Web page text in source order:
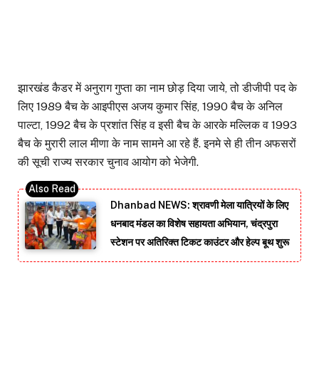
झारखंड कैडर में अनुराग गुप्ता का नाम छोड़ दिया जाये, तो डीजीपी पद के
लिए 1989 बैच के आइपीएस अजय कुमार सिंह, 1990 बैच के अनिल
पाल्टा, 1992 बैच के प्रशांत सिंह व इसी बैच के आरके मल्लिक व 1993
बैच के मुरारी लाल मीणा के नाम सामने आ रहे हैं. इनमे से ही तीन अफसरों
की सूची राज्य सरकार चुनाव आयोग को भेजेगी.
Dhanbad NEWS: श्रावणी मेला यात्रियों के लिए
धनबाद मंडल का विशेष सहायता अभियान, चंद्रपुरा
स्टेशन पर अतिरिक्त टिकट काउंटर और हेल्प बूथ शुरू